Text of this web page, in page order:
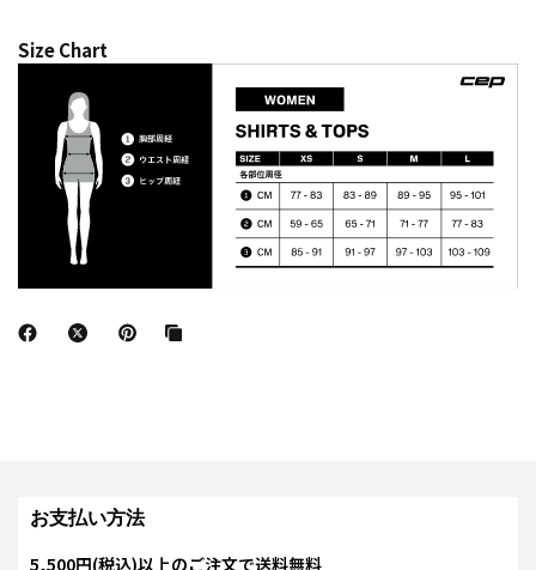
Size Chart
お支払い方法
5,500円(税込)以上のご注文で送料無料